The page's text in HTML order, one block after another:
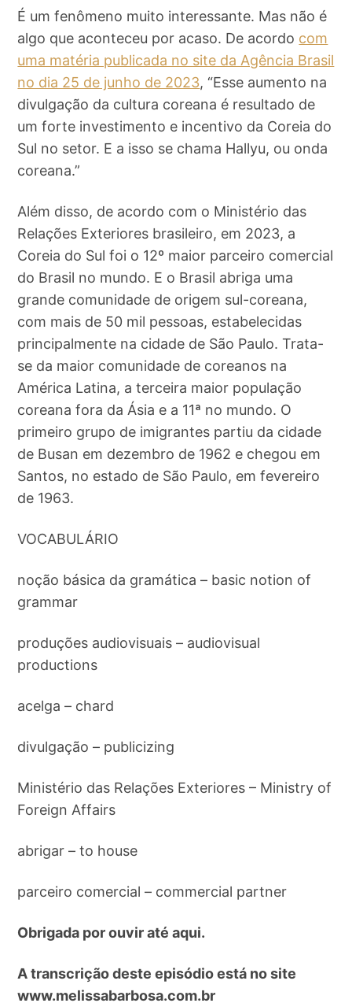
É um fenômeno muito interessante. Mas não é
algo que aconteceu por acaso. De acordo com
uma matéria publicada no site da Agência Brasil
no dia 25 de junho de 2023, “Esse aumento na
divulgação da cultura coreana é resultado de
um forte investimento e incentivo da Coreia do
Sul no setor. E a isso se chama Hallyu, ou onda
coreana.”
Além disso, de acordo com o Ministério das
Relações Exteriores brasileiro, em 2023, a
Coreia do Sul foi o 12º maior parceiro comercial
do Brasil no mundo. E o Brasil abriga uma
grande comunidade de origem sul-coreana,
com mais de 50 mil pessoas, estabelecidas
principalmente na cidade de São Paulo. Trata-
se da maior comunidade de coreanos na
América Latina, a terceira maior população
coreana fora da Ásia e a 11ª no mundo. O
primeiro grupo de imigrantes partiu da cidade
de Busan em dezembro de 1962 e chegou em
Santos, no estado de São Paulo, em fevereiro
de 1963.
VOCABULÁRIO
noção básica da gramática – basic notion of
grammar
produções audiovisuais – audiovisual
productions
acelga – chard
divulgação – publicizing
Ministério das Relações Exteriores – Ministry of
Foreign Affairs
abrigar – to house
parceiro comercial – commercial partner
Obrigada por ouvir até aqui.
A transcrição deste episódio está no site
www.melissabarbosa.com.br